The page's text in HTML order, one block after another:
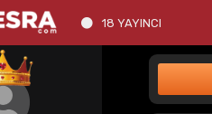
18 YAYINCI